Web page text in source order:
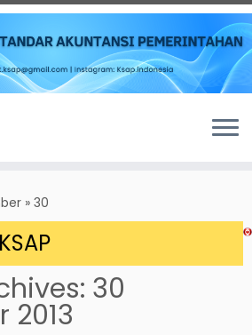
» 30
30
2013